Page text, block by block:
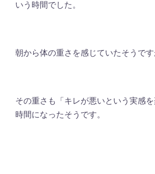
いう時間でした。
朝から体の重さを感じていたそうです
その重さも「キレが悪いという実感
時間になったそうです。